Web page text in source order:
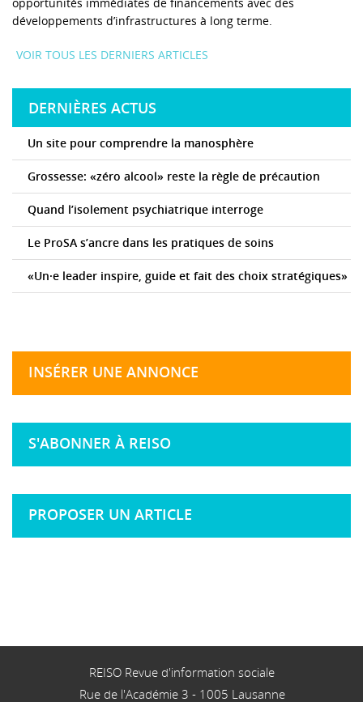
développements d’infrastructures à long terme.
VOIR TOUS LES DERNIERS ARTICLES
DERNIÈRES ACTUS
Un site pour comprendre la manosphère
Grossesse: «zéro alcool» reste la règle de précaution
Quand l’isolement psychiatrique interroge
Le ProSA s’ancre dans les pratiques de soins
«Un·e leader inspire, guide et fait des choix stratégiques»
INSÉRER UNE ANNONCE
S'ABONNER À REISO
PROPOSER UN ARTICLE
REISO Revue d'information sociale
Rue de l'Académie 3 - 1005 Lausanne